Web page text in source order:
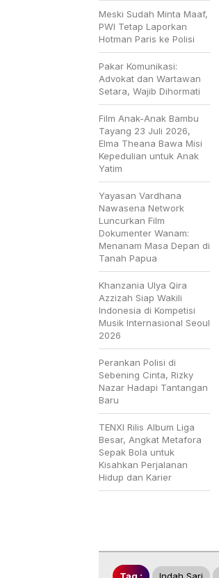
Meski Sudah Minta Maaf,
PWI Tetap Laporkan
Hotman Paris ke Polisi
Pakar Komunikasi:
Advokat dan Wartawan
Setara, Wajib Dihormati
Film Anak-Anak Bambu
Tayang 23 Juli 2026,
Elma Theana Bawa Misi
Kepedulian untuk Anak
Yatim
Yayasan Vardhana
Nawasena Network
Luncurkan Film
Dokumenter Wanam:
Menanam Masa Depan di
Tanah Papua
Khanzania Ulya Qira
Azzizah Siap Wakili
Indonesia di Kompetisi
Musik Internasional Seoul
2026
Perankan Polisi di
Sebening Cinta, Rizky
Nazar Hadapi Tantangan
Baru
TENXI Rilis Album Liga
Besar, Angkat Metafora
Sepak Bola untuk
Kisahkan Perjalanan
Hidup dan Karier